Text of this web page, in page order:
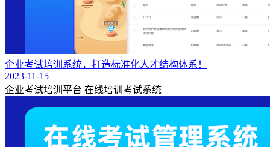
企业考试培训系统，打造标准化人才结构体系！
2023-11-15
企业考试培训平台 在线培训考试系统